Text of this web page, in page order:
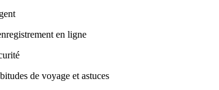
en ligne
de voyage et astuces